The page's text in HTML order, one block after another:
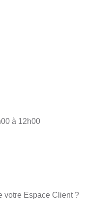
à 12h00
votre Espace Client ?